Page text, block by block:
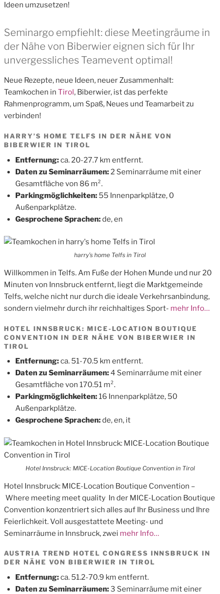
Ideen umzusetzen!
Seminargo empfiehlt: diese Meetingräume in
der Nähe von Biberwier eignen sich für Ihr
unvergessliches Teamevent optimal!
Neue Rezepte, neue Ideen, neuer Zusammenhalt:
Teamkochen in Tirol, Biberwier, ist das perfekte
Rahmenprogramm, um Spaß, Neues und Teamarbeit zu
verbinden!
HARRY’S HOME TELFS IN DER NÄHE VON
BIBERWIER IN TIROL
Entfernung:ca. 20-27.7 km entfernt.
Daten zu Seminarräumen: 2 Seminarräume mit einer
Gesamtfläche von 86 m².
Parkingmöglichkeiten: 55 Innenparkplätze, 0
Außenparkplätze.
Gesprochene Sprachen:de, en
harry’s home Telfs in Tirol
Willkommen in Telfs. Am Fuße der Hohen Munde und nur 20
Minuten von Innsbruck entfernt, liegt die Marktgemeinde
Telfs, welche nicht nur durch die ideale Verkehrsanbindung,
sondern vielmehr durch ihr reichhaltiges Sport- mehr Info…
HOTEL INNSBRUCK: MICE-LOCATION BOUTIQUE
CONVENTION IN DER NÄHE VON BIBERWIER IN
TIROL
Entfernung:ca. 51-70.5 km entfernt.
Daten zu Seminarräumen:4 Seminarräume mit einer
Gesamtfläche von 170.51 m².
Parkingmöglichkeiten:16 Innenparkplätze, 50
Außenparkplätze.
Gesprochene Sprachen:de, en, it
Hotel Innsbruck: MICE-Location Boutique Convention in Tirol
Hotel Innsbruck: MICE-Location Boutique Convention –
Where meeting meet quality In der MICE-Location Boutique
Convention konzentriert sich alles auf Ihr Business und Ihre
Feierlichkeit. Voll ausgestattete Meeting- und
Seminarräume in Innsbruck, zwei mehr Info…
AUSTRIA TREND HOTEL CONGRESS INNSBRUCK IN
DER NÄHE VON BIBERWIER IN TIROL
Entfernung:ca. 51.2-70.9 km entfernt.
Daten zu Seminarräumen:3 Seminarräume mit einer